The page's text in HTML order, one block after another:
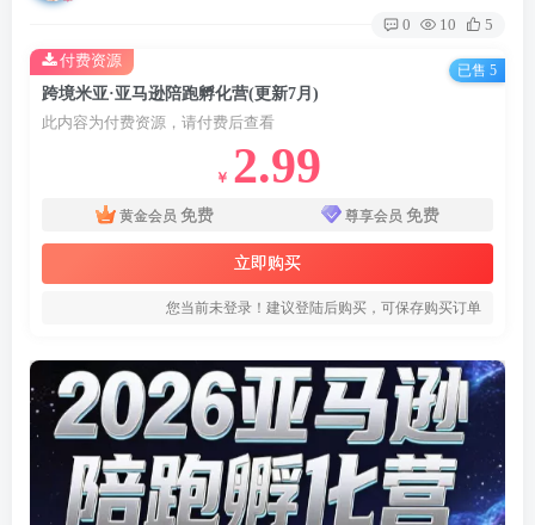
0 10 5
跨境米亚·亚马逊陪跑孵化营(更新7月)
此内容为付费资源，请付费后查看
￥ 2.99
黄金会员 免费 尊享会员 免费
立即购买
您当前未登录！建议登陆后购买，可保存购买订单
付费资源
已售 5